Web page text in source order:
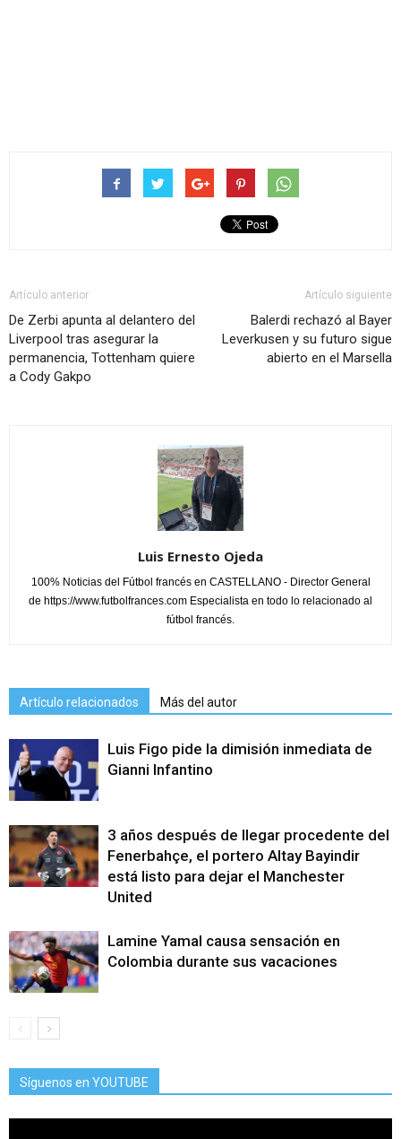
Artículo anterior
De Zerbi apunta al delantero del
Liverpool tras asegurar la
permanencia, Tottenham quiere
a Cody Gakpo
Artículo siguiente
Balerdi rechazó al Bayer
Leverkusen y su futuro sigue
abierto en el Marsella
Luis Ernesto Ojeda
100% Noticias del Fútbol francés en CASTELLANO - Director General
de https://www.futbolfrances.com Especialista en todo lo relacionado al
fútbol francés.
Artículo relacionados Más del autor
Luis Figo pide la dimisión inmediata de
Gianni Infantino
3 años después de llegar procedente del
Fenerbahçe, el portero Altay Bayindir
está listo para dejar el Manchester
United
Lamine Yamal causa sensación en
Colombia durante sus vacaciones
Síguenos en YOUTUBE